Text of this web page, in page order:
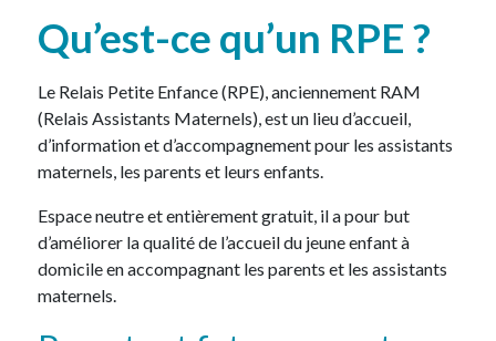
Qu’est-ce qu’un RPE ?
Le Relais Petite Enfance (RPE), anciennement RAM
(Relais Assistants Maternels), est un lieu d’accueil,
d’information et d’accompagnement pour les assistants
maternels, les parents et leurs enfants.
Espace neutre et entièrement gratuit, il a pour but
d’améliorer la qualité de l’accueil du jeune enfant à
domicile en accompagnant les parents et les assistants
maternels.